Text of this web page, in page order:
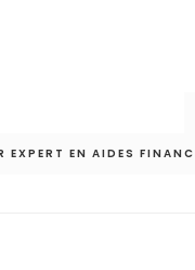
EXPERT EN AIDES